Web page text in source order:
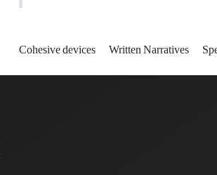
Cohesive devices Written Narratives